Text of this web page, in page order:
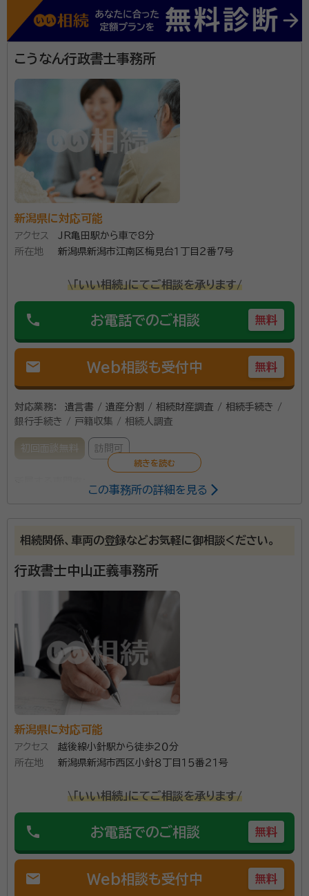
許可申請など、幅広い内容に対してのお手伝いが可能
です。 お客様に目標を達成していただくため、行政書士
区・中央区を中心にご依頼を受け付けておりますので、
ご連絡お待ちしております。
資格等：
所属団体：新潟県行政書士会
こうなん行政書士事務所
新潟県に対応可能
アクセス
JR亀田駅から車で8分
所在地
新潟県新潟市江南区梅見台１丁目２番７号
\「いい相続」にてご相談を承ります/
phone お電話でのご相談 無料
mail Web相談も受付中 無料
対応業務：
遺言書 / 遺産分割 / 相続財産調査 / 相続手続き /
銀行手続き / 戸籍収集 / 相続人調査
初回面談無料 訪問可
資格等：行政書士
この事務所の詳細を見る
相続関係、車両の登録などお気軽に御相談ください。
行政書士中山正義事務所
新潟県に対応可能
アクセス
越後線小針駅から徒歩２０分
所在地
新潟県新潟市西区小針８丁目１５番２１号
\「いい相続」にてご相談を承ります/
phone お電話でのご相談 無料
mail Web相談も受付中 無料